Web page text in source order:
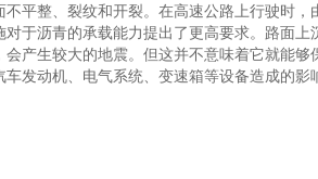
平整、裂纹和开裂。在高速公路上行驶时，
于沥青的承载能力提出了更高要求。路面上
产生较大的地震。但这并不意味着它就能够
发动机、电气系统、变速箱等设备造成的影